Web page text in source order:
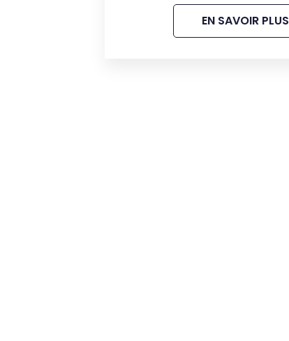
EN SAVOIR PLUS